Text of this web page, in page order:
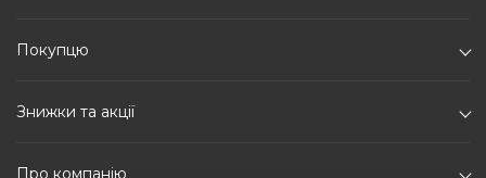
Покупцю
Знижки та акції
Про компанію